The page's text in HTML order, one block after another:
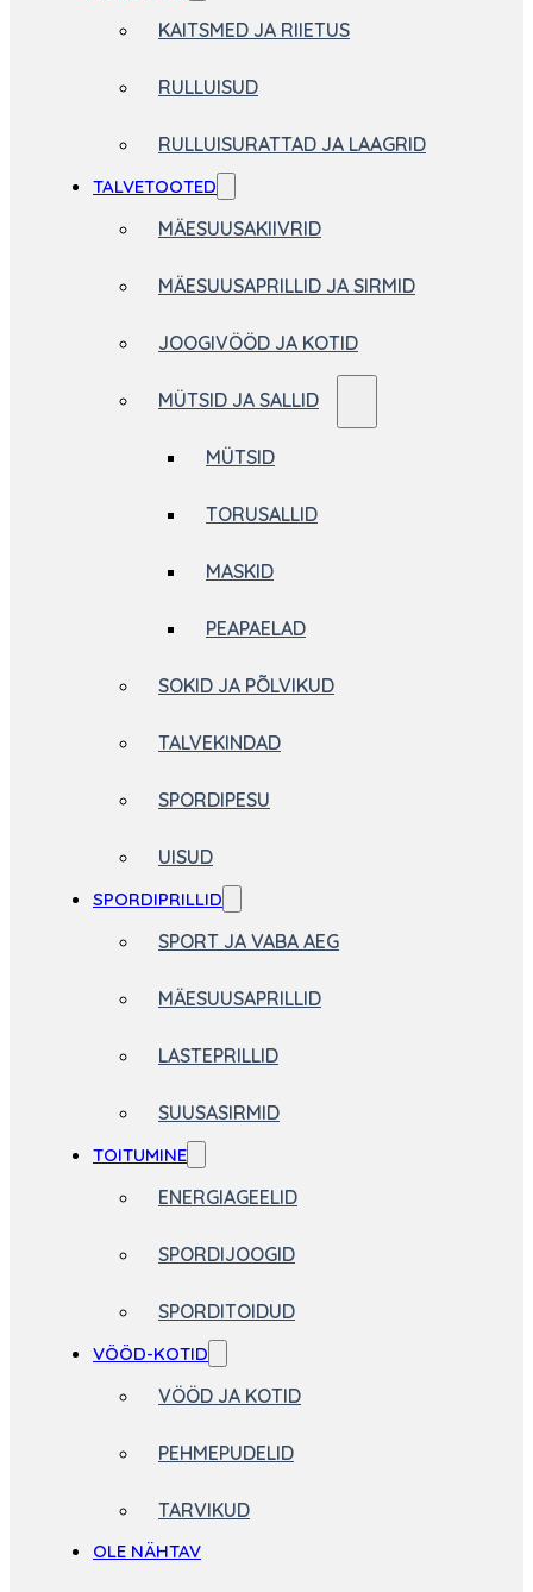
KAITSMED JA RIIETUS
RULLUISUD
RULLUISURATTAD JA LAAGRID
TALVETOOTED
MÄESUUSAKIIVRID
MÄESUUSAPRILLID JA SIRMID
JOOGIVÖÖD JA KOTID
MÜTSID JA SALLID
MÜTSID
TORUSALLID
MASKID
PEAPAELAD
SOKID JA PÕLVIKUD
TALVEKINDAD
SPORDIPESU
UISUD
SPORDIPRILLID
SPORT JA VABA AEG
MÄESUUSAPRILLID
LASTEPRILLID
SUUSASIRMID
TOITUMINE
ENERGIAGEELID
SPORDIJOOGID
SPORDITOIDUD
VÖÖD-KOTID
VÖÖD JA KOTID
PEHMEPUDELID
TARVIKUD
OLE NÄHTAV